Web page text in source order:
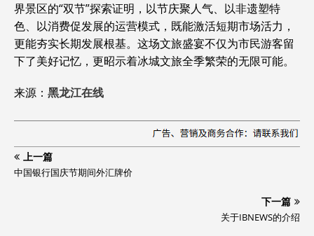
界景区的“双节”探索证明，以节庆聚人气、以非遗塑特
色、以消费促发展的运营模式，既能激活短期市场活力，
更能夯实长期发展根基。这场文旅盛宴不仅为市民游客留
下了美好记忆，更昭示着冰城文旅全季繁荣的无限可能。
来源： 黑龙江在线
上一篇
中国银行国庆节期间外汇牌价
下一篇
关于IBNEWS的介绍